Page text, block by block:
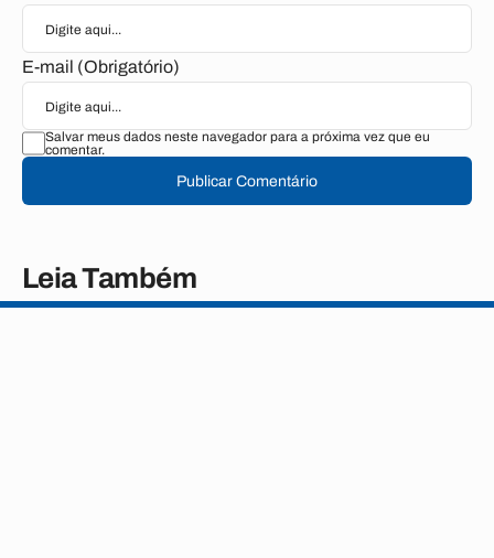
E-mail (Obrigatório)
Salvar meus dados neste navegador para a próxima vez que eu
comentar.
Publicar Comentário
Leia Também